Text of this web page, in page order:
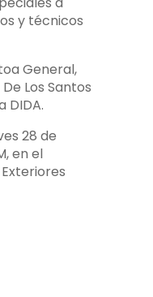
y técnicos
General,
Los Santos
DIDA.
28 de
en el